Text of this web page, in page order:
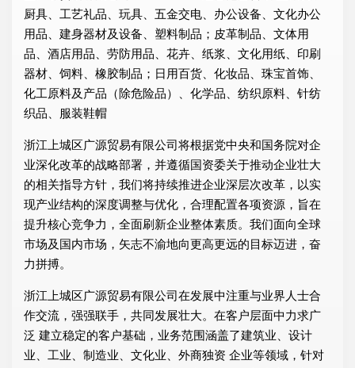
厨具、工艺礼品、玩具、五金交电、办公设备、文化办公
用品、建身器材及设备、塑料制品；皮革制品、文体用
品、酒店用品、劳防用品、花卉、纸浆、文化用纸、印刷
器材、饲料、橡胶制品；日用百货、化妆品、珠宝首饰、
化工原料及产品（除危险品）、化学品、纺织原料、针纺
织品、服装鞋帽
浙江上城区广源贸易有限公司将根据党中央和国务院对企
业深化改革的战略部署，并遵循国资委关于推动企业壮大
的相关指导方针，我们将持续推进企业深层次改革，以实
现产业结构的深度调整与优化，合理配置各项资源，旨在
提升核心竞争力，全面刷新企业整体素质。我们面向全球
市场及国内市场，矢志不渝地向更高更远的目标迈进，奋
力拼搏。
浙江上城区广源贸易有限公司在发展中注重与业界人士合
作交流，强强联手，共同发展壮大。在客户层面中力求广
泛 建立稳定的客户基础，业务范围涵盖了建筑业、设计
业、工业、制造业、文化业、外商独资 企业等领域，针对